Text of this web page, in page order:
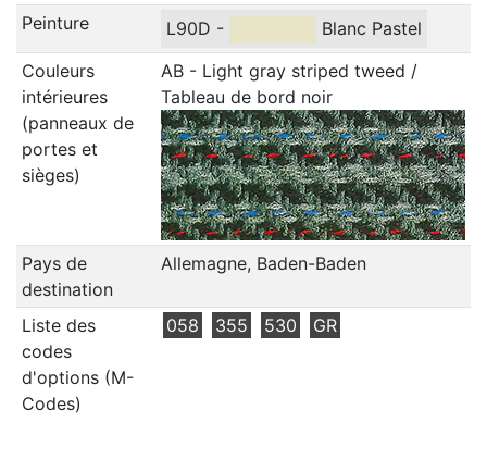
Peinture
L90D -
Blanc Pastel
Couleurs
intérieures
(panneaux de
portes et
sièges)
AB - Light gray striped tweed /
Tableau de bord noir
Pays de
destination
Allemagne, Baden-Baden
Liste des
codes
d'options (M-
Codes)
058 355 530 GR